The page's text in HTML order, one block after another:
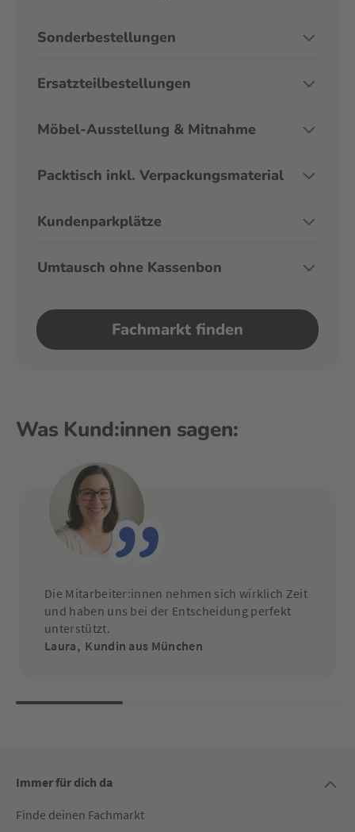
Sonderbestellungen
Ersatzteilbestellungen
Möbel-Ausstellung & Mitnahme
Packtisch inkl. Verpackungsmaterial
Kundenparkplätze
Umtausch ohne Kassenbon
Fachmarkt finden
Was Kund:innen sagen:
Die Mitarbeiter:innen nehmen sich wirklich Zeit
und haben uns bei der Entscheidung perfekt
unterstützt.
Laura, Kundin aus München
Immer für dich da
Finde deinen Fachmarkt